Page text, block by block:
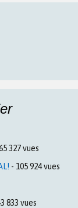
327 vues
- 105 924 vues
833 vues